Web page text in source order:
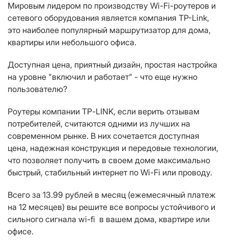
Мировым лидером по производству Wi-Fi-роутеров и
сетевого оборудования является компания TP-Link,
это наиболее популярный маршрутизатор для дома,
квартиры или небольшого офиса.
Доступная цена, приятный дизайн, простая настройка
на уровне "включил и работает" - что еще нужно
пользователю?
Роутеры компании TP-LINK, если верить отзывам
потребителей, считаются одними из лучших на
современном рынке. В них сочетается доступная
цена, надежная конструкция и передовые технологии,
что позволяет получить в своем доме максимально
быстрый, стабильный интернет по Wi-Fi или проводу.
Всего за 13.99 рублей в месяц (ежемесячный платеж
на 12 месяцев) вы решите все вопросы устойчивого и
сильного сигнала wi-fi в вашем дома, квартире или
офисе.